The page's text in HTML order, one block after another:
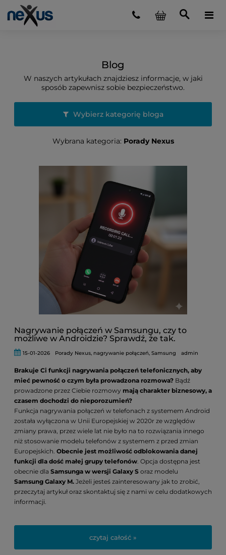
Blog
W naszych artykułach znajdziesz informacje, w jaki
sposób zapewnisz sobie bezpieczeństwo.
Wybierz kategorię bloga
Wybrana kategoria: Porady Nexus
Nagrywanie połączeń w Samsungu, czy to
możliwe w Androidzie? Sprawdź, że tak.
15-01-2026 Porady Nexus, nagrywanie połączeń,Samsung admin
Brakuje Ci funkcji nagrywania połączeń telefonicznych, aby
mieć pewność o czym była prowadzona rozmowa? Bądź
prowadzone przez Ciebie rozmowy mają charakter biznesowy, a
czasem dochodzi do nieporozumień?
Funkcja nagrywania połączeń w telefonach z systemem Android
została wyłączona w Unii Europejskiej w 2020r ze względów
zmiany prawa, przez wiele lat nie było na to rozwiązania innego
niż stosowanie modelu telefonów z systemem z przed zmian
Europejskich. Obecnie jest możliwość odblokowania danej
funkcji dla dość małej grupy telefonów. Opcja dostępna jest
obecnie dla Samsunga w wersji Galaxy S oraz modelu
Samsung Galaxy M. Jeżeli jesteś zainteresowany jak to zrobić,
przeczytaj artykuł oraz skontaktuj się z nami w celu dodatkowych
informacji.
czytaj całość »